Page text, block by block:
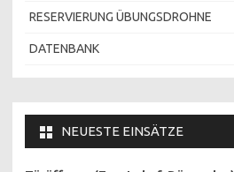
RESERVIERUNG ÜBUNGSDROHNE
DATENBANK
NEUESTE EINSÄTZE